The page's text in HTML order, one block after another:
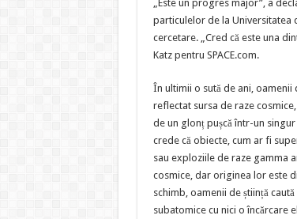
„Este un progres major”, a
particulelor de la Universitatea
cercetare. „Cred că este una
Katz pentru SPACE.com.
În ultimii o sută de ani, oamenii
reflectat sursa de raze
de un glonț pușcă într-un singur
crede că obiecte, cum ar fi
sau exploziile de raze gamma
cosmice, dar originea lor este
schimb, oamenii de știință
subatomice cu nici o încărcare